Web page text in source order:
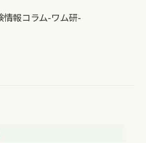
情報コラム-ワム研-